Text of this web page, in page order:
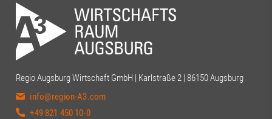
Regio Augsburg Wirtschaft GmbH | Karlstraße 2 | 86150 Augsburg
info@region-A3.com
+49 821 450 10-0